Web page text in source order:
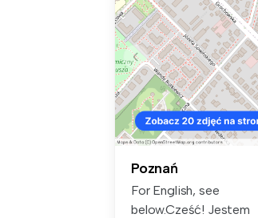
Poznań
For English, see
below.Cześć! Jestem